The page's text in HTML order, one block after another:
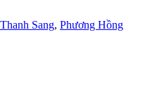
Sang, Phương Hồng